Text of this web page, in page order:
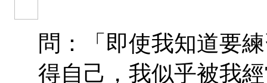
問：「即使我知道要
得自己，我似乎被我